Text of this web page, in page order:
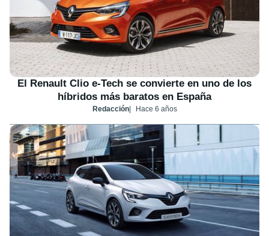
El Renault Clio e-Tech se convierte en uno de los
híbridos más baratos en España
Redacción Hace 6 años